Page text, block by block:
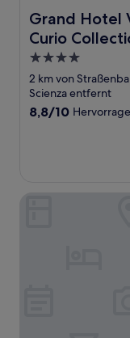
Grand Hotel
Curio
Grand Hotel
4.0-
Sterne-
Unterkunft
2 km von
Scienza entfernt
8.8
8,8/10